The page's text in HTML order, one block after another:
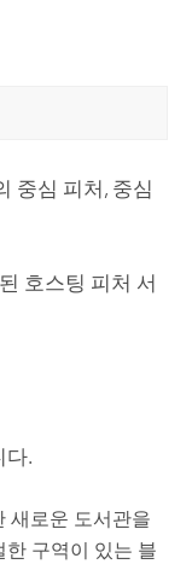
중심 피처, 중심
호스팅 피처 서
다.
새로운 도서관을
한 구역이 있는 블